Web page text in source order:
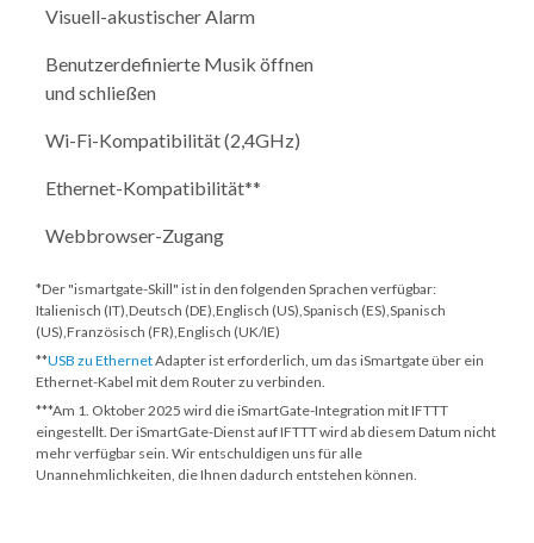
Visuell-akustischer Alarm
Benutzerdefinierte Musik öffnen
und schließen
Wi-Fi-Kompatibilität (2,4GHz)
Ethernet-Kompatibilität**
Webbrowser-Zugang
*Der "ismartgate-Skill" ist in den folgenden Sprachen verfügbar:
Italienisch (IT),Deutsch (DE),Englisch (US),Spanisch (ES),Spanisch
(US),Französisch (FR),Englisch (UK/IE)
**USB zu EthernetAdapter ist erforderlich, um das iSmartgate über ein
Ethernet-Kabel mit dem Router zu verbinden.
***Am 1. Oktober 2025 wird die iSmartGate-Integration mit IFTTT
eingestellt. Der iSmartGate-Dienst auf IFTTT wird ab diesem Datum nicht
mehr verfügbar sein. Wir entschuldigen uns für alle
Unannehmlichkeiten, die Ihnen dadurch entstehen können.